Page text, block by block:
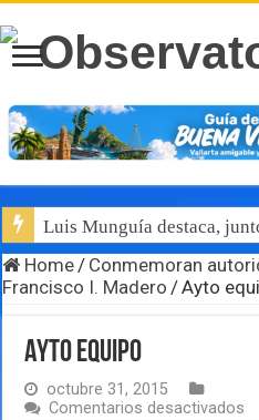
Luis Munguía destaca,
Home/ Conmemoran
Francisco I. Madero /Ayto
Ayto equipo
octubre 31, 2015
Comentarios desactivados